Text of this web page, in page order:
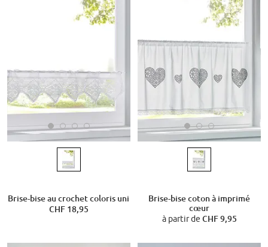
Brise-bise au crochet coloris uni
CHF 18,95
Brise-bise coton à imprimé
cœur
à partir de CHF 9,95